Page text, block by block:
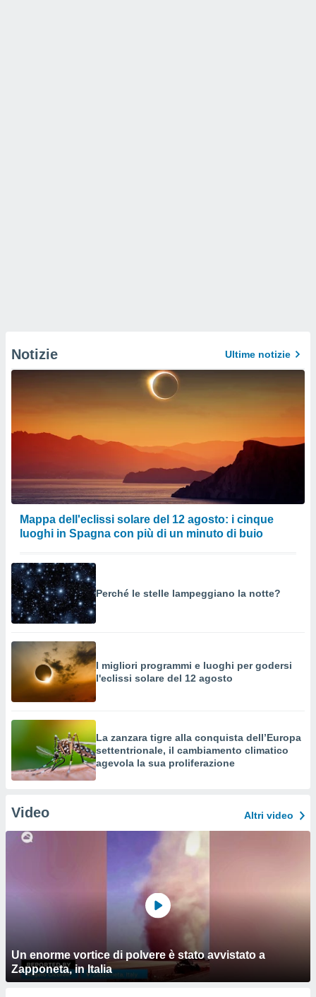
Notizie Ultime notizie
Mappa dell'eclissi solare del 12 agosto: i cinque
luoghi in Spagna con più di un minuto di buio
Perché le stelle lampeggiano la notte?
I migliori programmi e luoghi per godersi
l'eclissi solare del 12 agosto
La zanzara tigre alla conquista dell’Europa
settentrionale, il cambiamento climatico
agevola la sua proliferazione
Video Altri video
Un enorme vortice di polvere è stato avvistato a
Zapponeta, in Italia